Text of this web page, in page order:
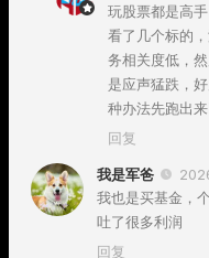
玩股票都是高
看了几个标的
务相关度低，
是应声猛跌，
种办法先跑出
回复
我是军爸
我也是买基金，
吐了很多利润
回复